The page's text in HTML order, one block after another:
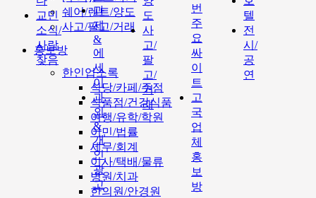
쉐어/렌트/양도
사고/팔고/거래
홍보방
한인업소록
식당/카페/주점
식품점/건강식품
여행/유학/학원
이민/법률
세무/회계
이사/택배/물류
병원/치과
한의원/안경원
교민
소식/
사람
찾음
과
제
&
에
세
이
과
외
&
개
인
광
고
도
사
고/
팔
고/
거
래
번
주
요
싸
이
트
고
국
업
체
홍
보
방
텔
전
시/
공
연